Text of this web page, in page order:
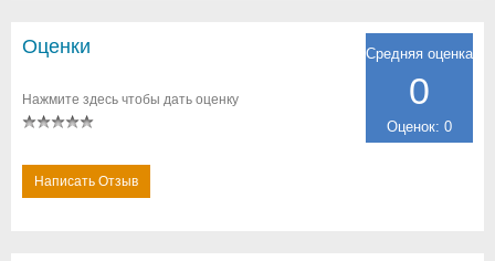
Средняя оценка
0
Оценок: 0
Оценки
Нажмите здесь чтобы дать оценку
Написать Отзыв